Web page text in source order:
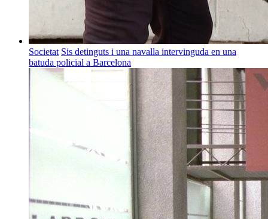
Societat Sis detinguts i una navalla intervinguda en una
batuda policial a Barcelona